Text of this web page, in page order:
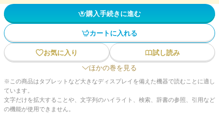
購入手続きに進む
カートに入れる
お気に入り
試し読み
ほかの巻を見る
※この商品はタブレットなど大きなディスプレイを備えた機器で読むことに適し
ています。
文字だけを拡大することや、文字列のハイライト、検索、辞書の参照、引用など
の機能が使用できません。